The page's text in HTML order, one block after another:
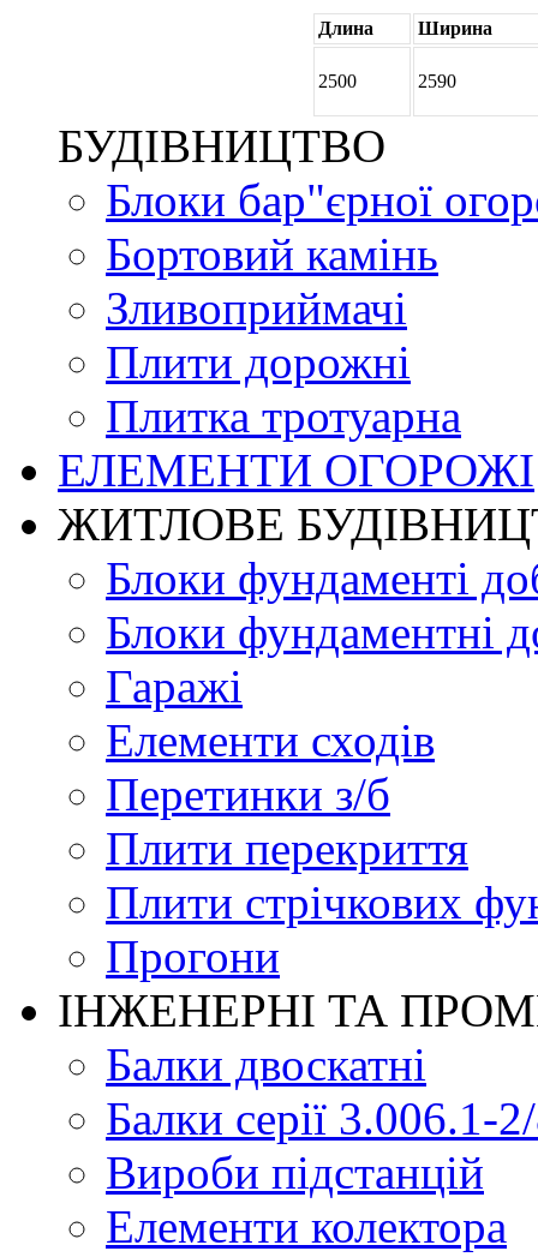
Длина
Ширина
2500 2590
БУДIВНИЦТВО
Блоки бар"єрної
Бортовий камінь
Зливоприймачі
Плити дорожні
Плитка тротуарна
ЕЛЕМЕНТИ ОГОРОЖІ
ЖИТЛОВЕ
Блоки фундаменті
Блоки фундаментні
Гаражі
Елементи сходів
Перетинки з/б
Плити перекриття
Плити стрічкових
Прогони
ІНЖЕНЕРНІ ТА
Балки двоскатні
Балки серії 3.006.1-
Вироби підстанцій
Елементи колектора